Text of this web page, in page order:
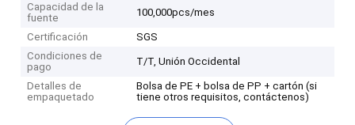
Capacidad de la
fuente
100,000pcs/mes
Certificación
SGS
Condiciones de
pago
T/T, Unión Occidental
Detalles de
empaquetado
Bolsa de PE + bolsa de PP + cartón (si
tiene otros requisitos, contáctenos)